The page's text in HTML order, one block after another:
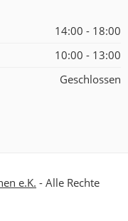
14:00 - 18:00
10:00 - 13:00
Geschlossen
e.K. - Alle Rechte